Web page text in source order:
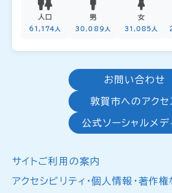
人口
61,174人
男
30,089人
女
31,085人
お問い合わせ
敦賀市へのアクセ
公式ソーシャルメデ
サイトご利用の案内
アクセシビリティ・個人情報・著作